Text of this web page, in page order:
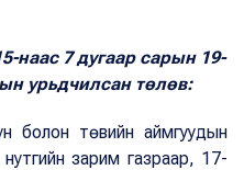
наас 7 дугаар сарын 19-
урьдчилсан төлөв:
болон төвийн аймгуудын
зарим газраар, 17-